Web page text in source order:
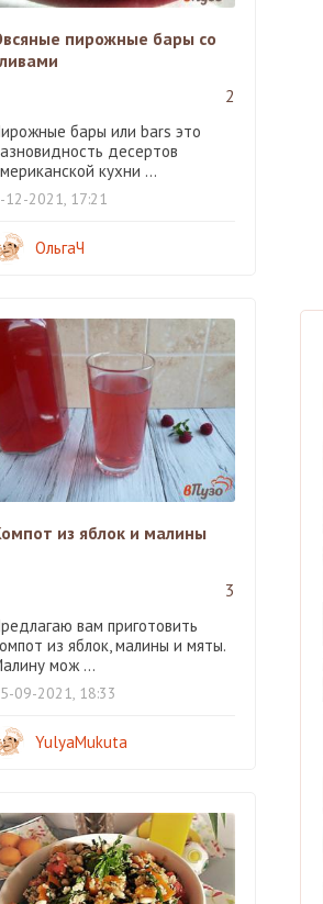
пирожные бары со
2
бары или bars это
десертов
кухни ...
12-2021, 17:21
ОльгаЧ
из яблок и малины
3
вам приготовить
из яблок, малины и мяты.
мож ...
09-2021, 18:33
YulyaMukuta